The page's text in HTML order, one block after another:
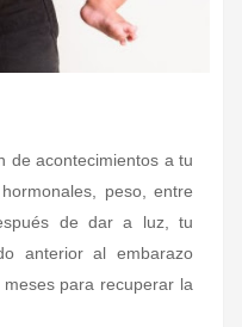
de acontecimientos a tu
peso, entre
de dar a luz, tu
anterior al embarazo
para recuperar la